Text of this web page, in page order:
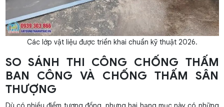
Các lớp vật liệu được triển khai chuẩn kỹ thuật 2026.
SO SÁNH THI CÔNG CHỐNG THẤM
BAN CÔNG VÀ CHỐNG THẤM SÂN
THƯỢNG